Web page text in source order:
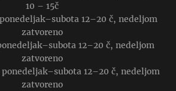
10 – 15č
12–20 č, nedeljom
zatvoreno
12–20 č, nedeljom
zatvoreno
12–20 č, nedeljom
zatvoreno